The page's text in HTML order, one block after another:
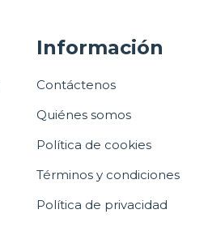
Información
Contáctenos
Quiénes somos
Política de cookies
Términos y condiciones
Política de privacidad